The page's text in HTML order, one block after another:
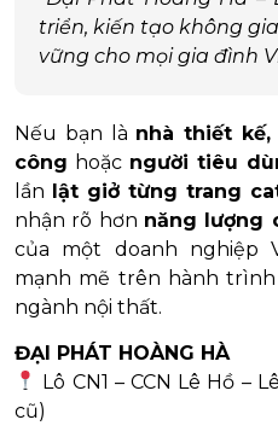
triển, kiến tạo không
vững cho mọi gia đình
Nếu bạn là nhà thiết
công hoặc người tiêu
lần lật giở từng trang
nhận rõ hơn năng lượng
của một doanh nghiệp
mạnh mẽ trên hành
ngành nội thất.
ĐẠI PHÁT HOÀNG HÀ
Lô CN1 – CCN Lê Hồ –
cũ)